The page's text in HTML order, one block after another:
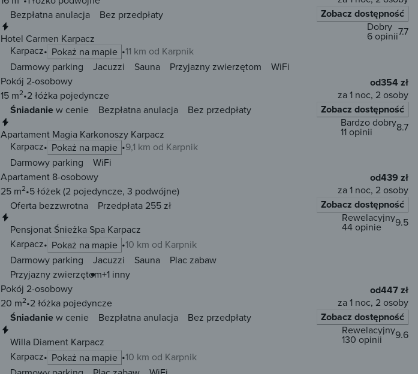
Bezpłatna anulacja
Bez przedpłaty
Zobacz dostępność
Hotel Carmen Karpacz
Karpacz
Pokaż na mapie 11 km od Karpnik
7.7
Dobry
6 opinii
Darmowy parking Jacuzzi Sauna Przyjazny zwierzętom
WiFi
Pokój 2-osobowy
15 m2 2 łóżka pojedyncze
Śniadaniew cenie Bezpłatna anulacja Bez przedpłaty
od354 zł
za 1 noc, 2 osoby
Zobacz dostępność
Apartament Magia Karkonoszy Karpacz
Karpacz
Pokaż na mapie 9,1 km od Karpnik
8.7
Bardzo dobry
11 opinii
Darmowy parking
WiFi
Apartament 8-osobowy
25 m2 5 łóżek(2 pojedyncze, 3 podwójne)
Oferta bezzwrotna
Przedpłata 255 zł
od439 zł
za 1 noc, 2 osoby
Zobacz dostępność
Pensjonat Śnieżka Spa Karpacz
Karpacz
Pokaż na mapie 10 km od Karpnik
9.5
Rewelacyjny
44 opinie
Darmowy parking Jacuzzi Sauna
Plac zabaw
Przyjazny zwierzętom+1 inny
Pokój 2-osobowy
20 m2 2 łóżka pojedyncze
Śniadaniew cenie Bezpłatna anulacja Bez przedpłaty
od447 zł
za 1 noc, 2 osoby
Zobacz dostępność
Willa Diament Karpacz
Karpacz
Pokaż na mapie 10 km od Karpnik
9.6
Rewelacyjny
130 opinii